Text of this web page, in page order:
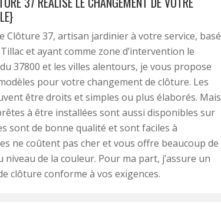
Clôture 37, artisan jardinier à votre service, basé
et ayant comme zone d’intervention le
37800 et les villes alentours, je vous propose
pour votre changement de clôture. Les
être droits et simples ou plus élaborés. Mais
à être installées sont aussi disponibles sur
sont de bonne qualité et sont faciles à
ne coûtent pas cher et vous offre beaucoup de
niveau de la couleur. Pour ma part, j’assure un
clôture conforme à vos exigences.